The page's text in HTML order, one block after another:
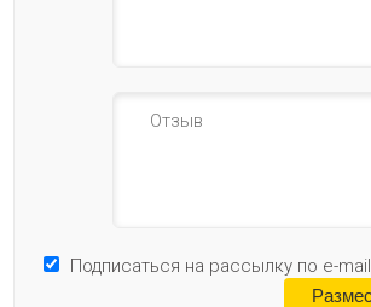
Подписаться на рассылку по e-mail